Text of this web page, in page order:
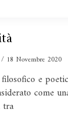
/ 18 Novembre 2020
e
come